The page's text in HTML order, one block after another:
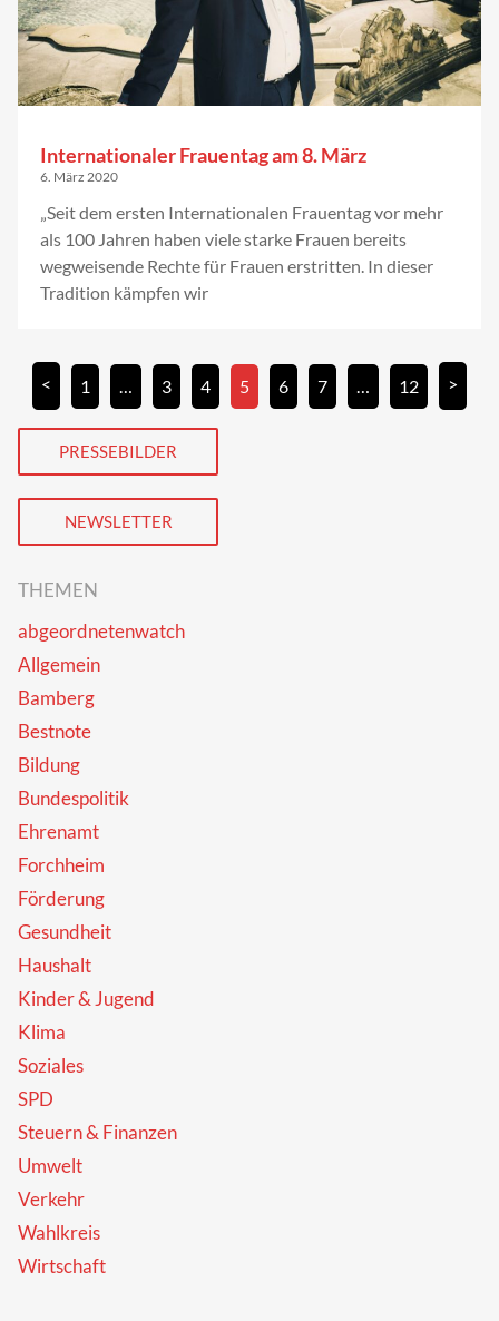
Internationaler Frauentag am 8. März
6. März 2020
„Seit dem ersten Internationalen Frauentag vor mehr
als 100 Jahren haben viele starke Frauen bereits
wegweisende Rechte für Frauen erstritten. In dieser
Tradition kämpfen wir
< 1 3 4 5 6 7 12 >
PRESSEBILDER
NEWSLETTER
THEMEN
abgeordnetenwatch
Allgemein
Bamberg
Bestnote
Bildung
Bundespolitik
Ehrenamt
Forchheim
Förderung
Gesundheit
Haushalt
Kinder & Jugend
Klima
Soziales
SPD
Steuern & Finanzen
Umwelt
Verkehr
Wahlkreis
Wirtschaft